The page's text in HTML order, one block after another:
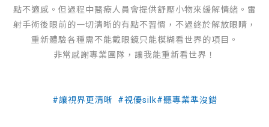
點不適感。但過程中醫療人員會提供舒壓小物來緩解情緒。雷
射手術後眼前的一切清晰的有點不習慣，不過終於解放眼睛，
重新體驗各種需不能戴眼鏡只能模糊看世界的項目。
非常感謝專業團隊，讓我能重新看世界！
#讓視界更清晰 #視優silk#聽專業準沒錯